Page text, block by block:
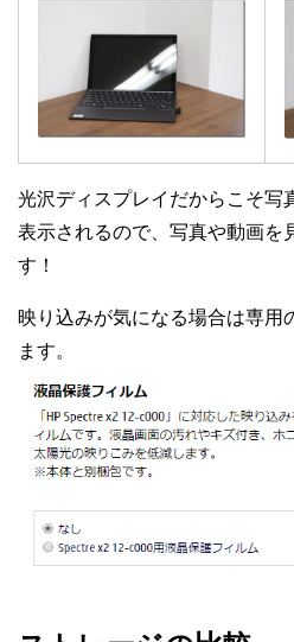
光沢ディスプレイだからこそ写
表示されるので、写真や動画を
す！
映り込みが気になる場合は専用
ます。